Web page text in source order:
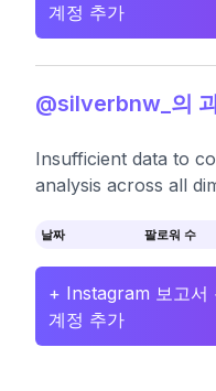
계정 추가
@silverbnw_의
Insufficient data to
analysis across all
날짜 팔로워 수
+ Instagram 보고서
계정 추가